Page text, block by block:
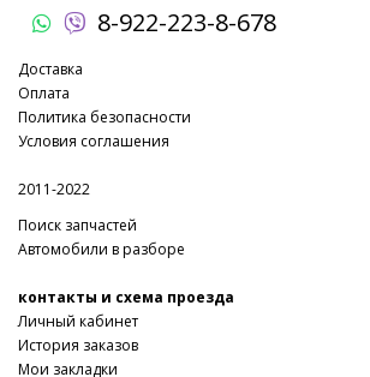
8-922-223-8-678
Доставка
Оплата
Политика безопасности
Условия соглашения
2011-2022
Поиск запчастей
Автомобили в разборе
контакты и схема проезда
Личный кабинет
История заказов
Мои закладки